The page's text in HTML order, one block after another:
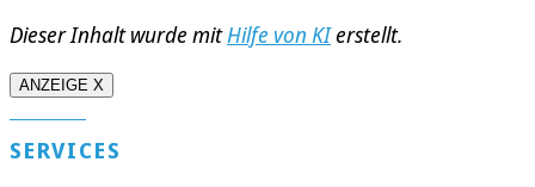
Dieser Inhalt wurde mitHilfe von KIerstellt.
ANZEIGE X
SERVICES